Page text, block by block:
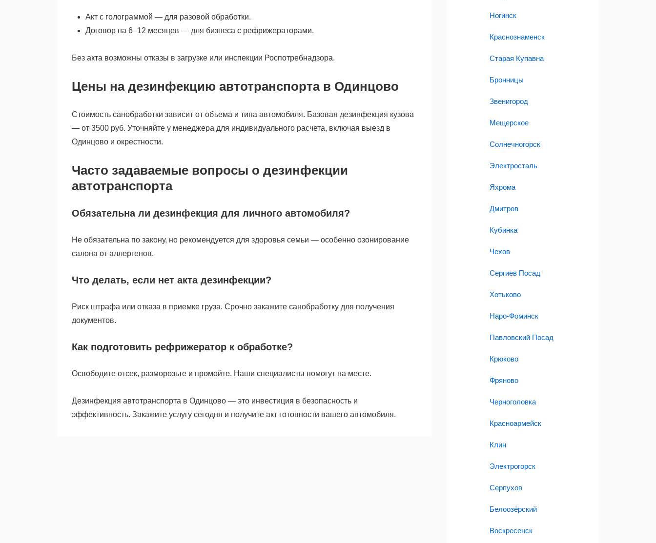
Акт с голограммой — для разовой обработки.
Договор на 6–12 месяцев — для бизнеса с рефрижераторами.
Без акта возможны отказы в загрузке или инспекции Роспотребнадзора.
Цены на дезинфекцию автотранспорта в Одинцово
Стоимость санобработки зависит от объема и типа автомобиля. Базовая дезинфекция кузова
— от 3500 руб. Уточняйте у менеджера для индивидуального расчета, включая выезд в
Одинцово и окрестности.
Часто задаваемые вопросы о дезинфекции
автотранспорта
Обязательна ли дезинфекция для личного автомобиля?
Не обязательна по закону, но рекомендуется для здоровья семьи — особенно озонирование
салона от аллергенов.
Что делать, если нет акта дезинфекции?
Риск штрафа или отказа в приемке груза. Срочно закажите санобработку для получения
документов.
Как подготовить рефрижератор к обработке?
Освободите отсек, разморозьте и промойте. Наши специалисты помогут на месте.
Дезинфекция автотранспорта в Одинцово — это инвестиция в безопасность и
эффективность. Закажите услугу сегодня и получите акт готовности вашего автомобиля.
Ногинск
Краснознаменск
Старая Купавна
Бронницы
Звенигород
Мещерское
Солнечногорск
Электросталь
Яхрома
Дмитров
Кубинка
Чехов
Сергиев Посад
Хотьково
Наро-Фоминск
Павловский Посад
Крюково
Фряново
Черноголовка
Красноармейск
Клин
Электрогорск
Серпухов
Белоозёрский
Воскресенск